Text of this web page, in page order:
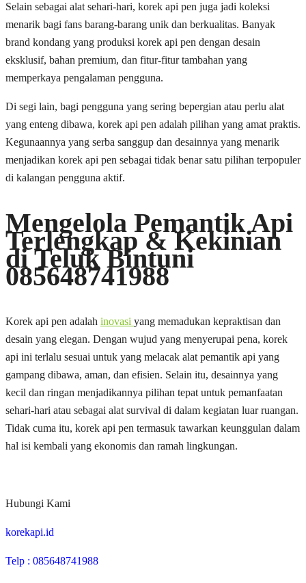
Selain sebagai alat sehari-hari, korek api pen juga jadi koleksi
menarik bagi fans barang-barang unik dan berkualitas. Banyak
brand kondang yang produksi korek api pen dengan desain
eksklusif, bahan premium, dan fitur-fitur tambahan yang
memperkaya pengalaman pengguna.
Di segi lain, bagi pengguna yang sering bepergian atau perlu alat
yang enteng dibawa, korek api pen adalah pilihan yang amat praktis.
Kegunaannya yang serba sanggup dan desainnya yang menarik
menjadikan korek api pen sebagai tidak benar satu pilihan terpopuler
di kalangan pengguna aktif.
Mengelola Pemantik Api
Terlengkap & Kekinian
di Teluk Bintuni
085648741988
Korek api pen adalah inovasi yang memadukan kepraktisan dan
desain yang elegan. Dengan wujud yang menyerupai pena, korek
api ini terlalu sesuai untuk yang melacak alat pemantik api yang
gampang dibawa, aman, dan efisien. Selain itu, desainnya yang
kecil dan ringan menjadikannya pilihan tepat untuk pemanfaatan
sehari-hari atau sebagai alat survival di dalam kegiatan luar ruangan.
Tidak cuma itu, korek api pen termasuk tawarkan keunggulan dalam
hal isi kembali yang ekonomis dan ramah lingkungan.
Hubungi Kami
korekapi.id
Telp : 085648741988